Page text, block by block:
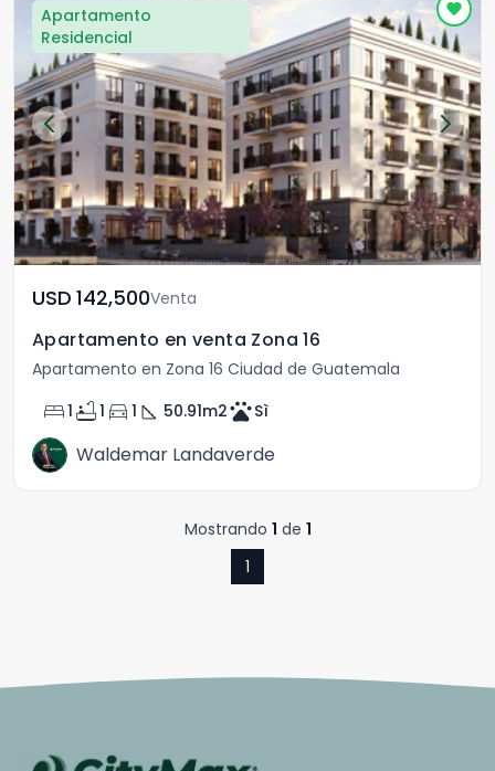
Apartamento
Residencial
USD	142,500Venta
Apartamento en venta Zona 16
Apartamento en Zona 16 Ciudad de Guatemala
bed1 bathtub1 directions_car 1 square_foot 50.91m2petsSì
Waldemar Landaverde
Mostrando 1 de 1
1